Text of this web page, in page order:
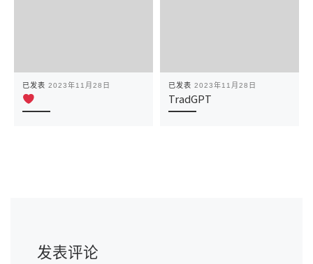
已发表 2023年11月28日 已发表 2023年11月28日
TradGPT
发表评论